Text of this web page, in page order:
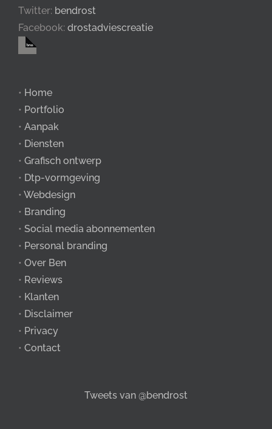
Twitter: bendrost
Facebook: drostadviescreatie
• Home
• Portfolio
• Aanpak
• Diensten
• Grafisch ontwerp
• Dtp-vormgeving
• Webdesign
• Branding
• Social media abonnementen
• Personal branding
• Over Ben
• Reviews
• Klanten
• Disclaimer
• Privacy
• Contact
Tweets van @bendrost